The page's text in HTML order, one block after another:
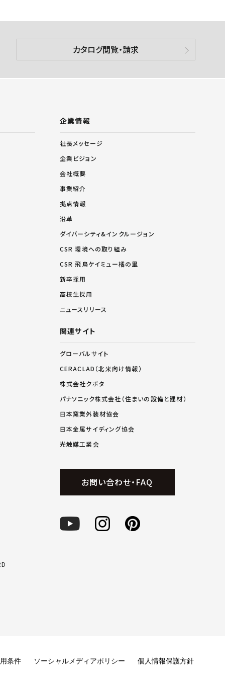
カタログ閲覧・請求
企業情報
社長メッセージ
企業ビジョン
会社概要
事業紹介
拠点情報
沿革
ダイバーシティ&インクルージョン
CSR 環境への取り組み
CSR 飛鳥ケイミュー橘の里
新卒採用
高校生採用
ニュースリリース
関連サイト
グローバルサイト
CERACLAD（北米向け情報）
株式会社クボタ
パナソニック株式会社（住まいの設備と建材）
日本窯業外装材協会
日本金属サイディング協会
光触媒工業会
お問い合わせ・FAQ
条件 ソーシャルメディアポリシー 個人情報保護方針